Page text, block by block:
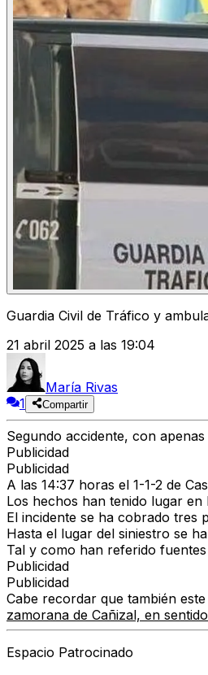
Guardia Civil de Tráfico y
21 abril 2025 a las 19:04
María Rivas
1
Compartir
Segundo accidente, con
Publicidad
Publicidad
A las 14:37 horas el 1-1-2 de
Los hechos han tenido lugar
El incidente se ha cobrado tres
Hasta el lugar del siniestro se
Tal y como han referido
Publicidad
Publicidad
Cabe recordar que también
zamorana de Cañizal, en
Espacio Patrocinado